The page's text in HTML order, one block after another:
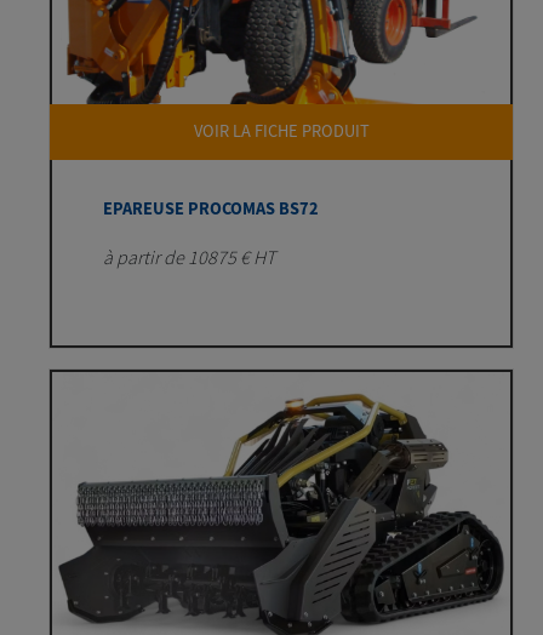
VOIR LA FICHE PRODUIT
EPAREUSE PROCOMAS BS72
à partir de 10875 € HT